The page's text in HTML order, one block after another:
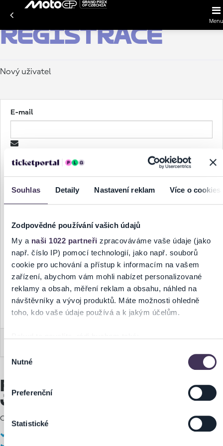
Souhlas Detaily Nastavení reklam Více o cookies
Zodpovědné používání vašich údajů
My a naši 1022 partneři zpracováváme vaše údaje (jako
např. číslo IP) pomocí technologií, jako např. souborů
cookie pro uchování a přístup k informacím na vašem
zařízení, abychom vám mohli nabízet personalizované
reklamy a obsah, měření reklam a obsahu, náhled na
návštěvníky a vývoj produktů. Máte možnosti ohledně
toho, kdo vaše údaje používá a k jakým účelům.
které mohou být přesné na několik metrů
skenování pro konkrétní charakteristiky (otisk prstu)
Zjistěte více o tom, jak zpracováváme vaše osobní údaje,
souhlas můžete kdykoliv změnit nebo odvolat v části
souhlasu
Nutné
Preferenční
Statistické
Menu
Registrace
Nový uživatel
E-mail
Zadejte heslo znovu
Souhlasím sobchodními podmínkami prodejní sítě
TICKETPORTALa beru na vědomí <a
href='https://www.ticketportal.cz/Article/10363'
target='_blank'>poučení o zpracování osobních údajů.</a>.
Registrace je rychlá a
jednoduchá
Co získáte po registraci?